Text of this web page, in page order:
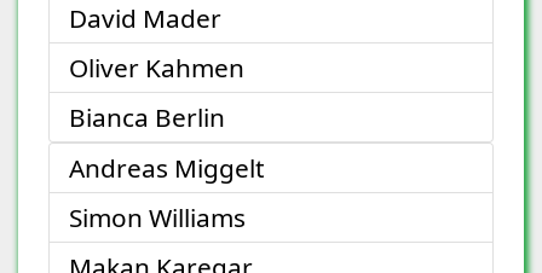
David Mader
Oliver Kahmen
Bianca Berlin
Andreas Miggelt
Simon Williams